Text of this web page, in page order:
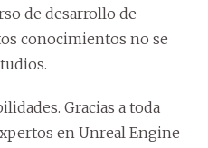
de desarrollo de
conocimientos no se
Gracias a toda
en Unreal Engine